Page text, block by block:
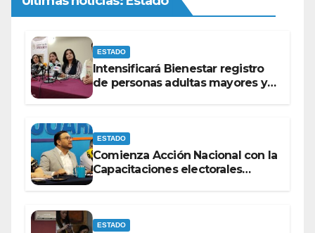
ESTADO
Intensificará Bienestar registro
de personas adultas mayores y
ESTADO
Comienza Acción Nacional con la
Capacitaciones electorales
ESTADO